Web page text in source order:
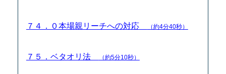
７４．０本場親リーチへの対応 （約4分40秒）
７５．ベタオリ法 （約5分10秒）